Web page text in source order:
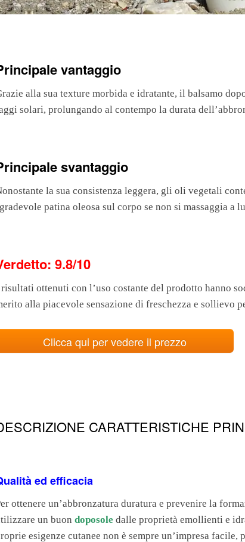
vantaggio
alla sua texture morbida e idratante, il balsamo
solari, prolungando al contempo la durata
svantaggio
la sua consistenza leggera, gli oli vegetali
patina oleosa sul corpo se non si massaggia
9.8/10
ottenuti con l’uso costante del prodotto hanno
alla piacevole sensazione di freschezza e sollievo
Clicca qui per vedere il prezzo
CARATTERISTICHE
ed efficacia
ottenere un’abbronzatura duratura e prevenire la
un buon doposole dalle proprietà emollienti e
esigenze cutanee non è sempre un’impresa